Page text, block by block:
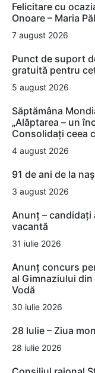
Felicitare cu
Onoare – Maria
7 august 2026
Punct de suport
gratuită pentru
5 august 2026
Săptămâna
„Alăptarea – un
Consolidați ceea
4 august 2026
91 de ani de la
3 august 2026
Anunț –
vacantă
31 iulie 2026
Anunț concurs
al Gimnaziului
Vodă
30 iulie 2026
28 Iulie – Ziua
28 iulie 2026